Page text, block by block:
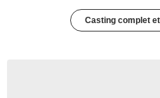
Casting complet